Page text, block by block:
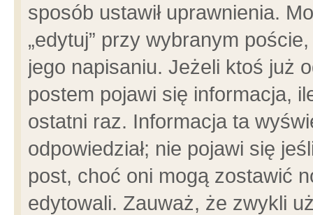
sposób ustawił uprawnienia.
„edytuj” przy wybranym
jego napisaniu. Jeżeli ktoś już
postem pojawi się informacja,
ostatni raz. Informacja ta
odpowiedział; nie pojawi się
post, choć oni mogą zostawić
edytowali. Zauważ, że zwykli